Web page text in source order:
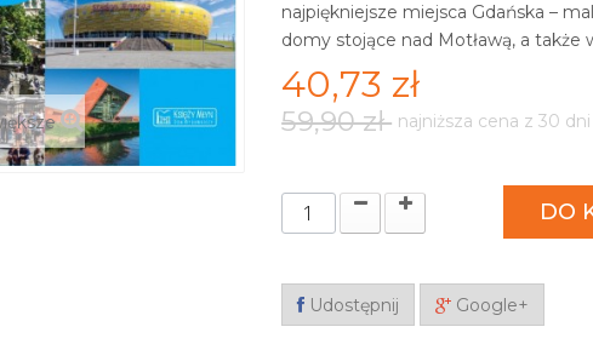
najpiękniejsze miejsca Gdańska –
domy stojące nad Motławą, a także
40,73 zł
59,90 zł najniższa cena z 30
DO
Udostępnij Google+